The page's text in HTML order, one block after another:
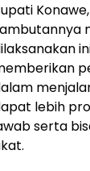
lebih
serta